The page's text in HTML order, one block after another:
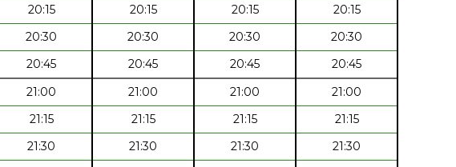
20:15 20:15 20:15
20:15
20:30 20:30 20:30
20:30
20:45 20:45 20:45
20:45
21:00 21:00 21:00
21:00
21:15 21:15 21:15
21:15
21:30 21:30 21:30
21:30